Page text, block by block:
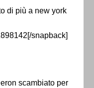
di più a new york
snapback]
scambiato per